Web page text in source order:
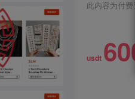
此内容为付
usdt